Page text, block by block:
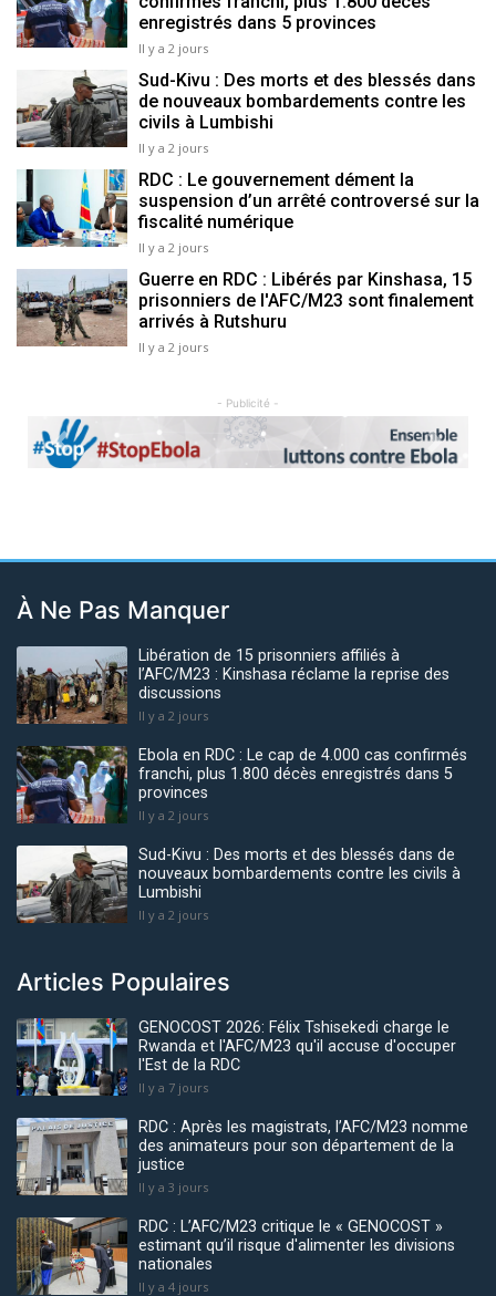
enregistrés dans 5 provinces
Il y a 2 jours
Sud-Kivu : Des morts et des blessés dans
de nouveaux bombardements contre les
civils à Lumbishi
Il y a 2 jours
RDC : Le gouvernement dément la
suspension d’un arrêté controversé sur la
fiscalité numérique
Il y a 2 jours
Guerre en RDC : Libérés par Kinshasa, 15
prisonniers de l'AFC/M23 sont finalement
arrivés à Rutshuru
Il y a 2 jours
- Publicité -
Previous Next
À Ne Pas Manquer
Libération de 15 prisonniers affiliés à
l’AFC/M23 : Kinshasa réclame la reprise des
discussions
Il y a 2 jours
Ebola en RDC : Le cap de 4.000 cas confirmés
franchi, plus 1.800 décès enregistrés dans 5
provinces
Il y a 2 jours
Sud-Kivu : Des morts et des blessés dans de
nouveaux bombardements contre les civils à
Lumbishi
Il y a 2 jours
Articles Populaires
GENOCOST 2026: Félix Tshisekedi charge le
Rwanda et l'AFC/M23 qu'il accuse d'occuper
l'Est de la RDC
Il y a 7 jours
RDC : Après les magistrats, l’AFC/M23 nomme
des animateurs pour son département de la
justice
Il y a 3 jours
RDC : L’AFC/M23 critique le « GENOCOST »
estimant qu’il risque d'alimenter les divisions
nationales
Il y a 4 jours